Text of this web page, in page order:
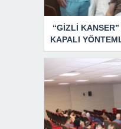
“GİZLİ
KAPALI